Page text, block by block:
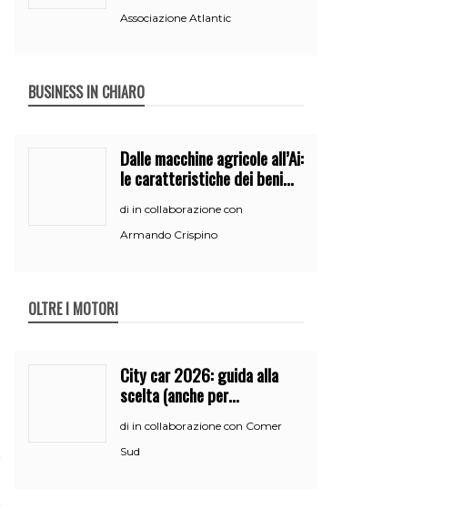
Associazione Atlantic
BUSINESS IN CHIARO
Dalle macchine agricole all’Ai:
le caratteristiche dei beni
all’iperammortamento
di in collaborazione con
Armando Crispino
OLTRE I MOTORI
City car 2026: guida alla
scelta (anche per
neopatentati)
di in collaborazione con Comer
Sud